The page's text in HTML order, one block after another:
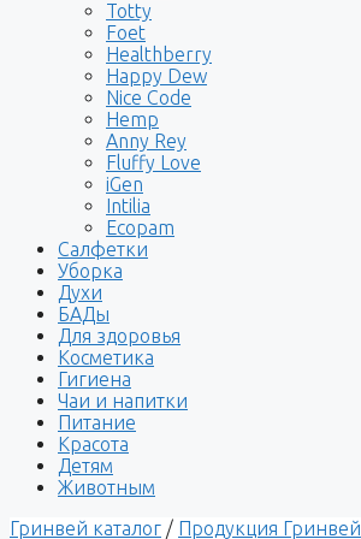
Totty
Foet
Healthberry
Happy Dew
Nice Code
Hemp
Anny Rey
Fluffy Love
iGen
Intilia
Ecopam
Салфетки
Уборка
Духи
БАДы
Для здоровья
Косметика
Гигиена
Чаи и напитки
Питание
Красота
Детям
Животным
Гринвей каталог / Продукция Гринвей